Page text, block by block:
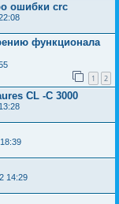
ошибки crc
функционала
1 2
CL -C 3000
14:29